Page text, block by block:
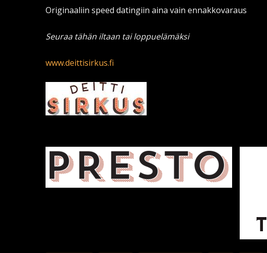
Originaaliin speed datingiin aina vain ennakkovaraus
Seuraa tähän iltaan tai loppuelämäksi
www.deittisirkus.fi